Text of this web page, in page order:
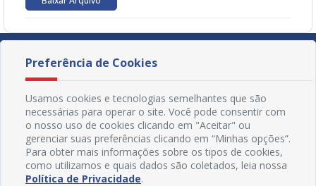
Preferência de Cookies
Usamos cookies e tecnologias semelhantes que são
necessárias para operar o site. Você pode consentir com
o nosso uso de cookies clicando em "Aceitar" ou
gerenciar suas preferências clicando em “Minhas opções”.
Para obter mais informações sobre os tipos de cookies,
como utilizamos e quais dados são coletados, leia nossa
Política de Privacidade.